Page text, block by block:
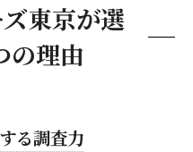
東京が選
の理由
る調査力